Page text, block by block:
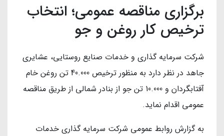
برگزاری مناقصه عمومی؛ انتخاب
ترخیص کار روغن و جو
شركت سرمایه گذاری و خدمات صنایع روستایی، عشایری
جاهد در نظر دارد به منظور ترخیص 40.000 تن روغن خام
آفتابگردان و 10.000 تن جو از بنادر شمالی از طریق مناقصه
عمومی اقدام نماید.
به گزارش روابط عمومی شرکت سرمایه گذاری خدمات